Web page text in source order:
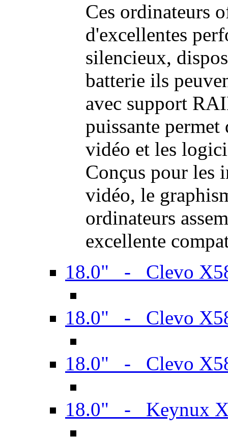
Ces ordinateurs
d'excellentes
silencieux,
batterie ils
avec support
puissante permet
vidéo et les
Conçus pour les
vidéo, le
ordinateurs
excellente
18.0" - Clevo
18.0" - Clevo
18.0" - Clevo
18.0" - Keynux